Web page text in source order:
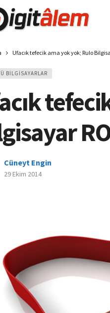
Ufacık tefecik ama yok yok; Rulo
BILGISAYARLAR
Cüneyt Engin
29 Ekim 2014